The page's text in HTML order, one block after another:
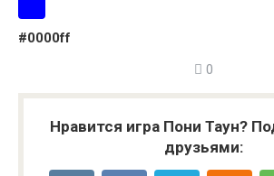
#0000ff
0
Нравится игра Пони Таун?
друзьями: